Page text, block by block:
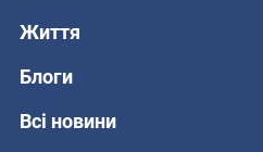
Життя
Блоги
Всі новини